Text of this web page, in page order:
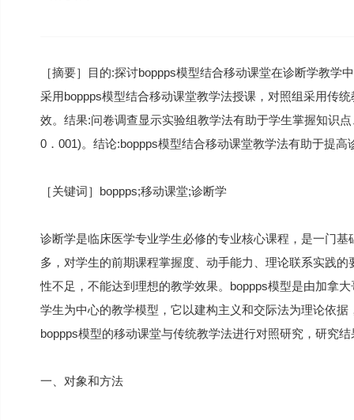
［摘要］目的:探讨boppps模型结合移动课堂在诊断学教
采用boppps模型结合移动课堂教学法授课，对照组采用传
效。结果:问卷调查显示实验组教学法有助于学生掌握知识
0．001)。结论:boppps模型结合移动课堂教学法有助于提高
［关键词］boppps;移动课堂;诊断学
诊断学是临床医学专业学生必修的专业核心课程，是一门
多，对学生的前期课程掌握度、动手能力、理论联系实践
性不足，不能达到理想的教学效果。boppps模型是由加拿
学生为中心的教学模型，它以建构主义和交际法为理论依
boppps模型的移动课堂与传统教学法进行对照研究，研究
一、对象和方法